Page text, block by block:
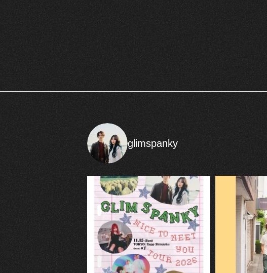
glimspanky